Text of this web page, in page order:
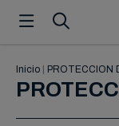
Inicio PROTECCION